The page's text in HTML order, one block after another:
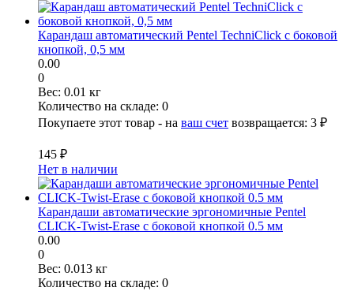
Карандаш автоматический Pentel TechniClick с боковой
кнопкой, 0,5 мм
0.00
0
Вес: 0.01 кг
Количество на складе: 0
Покупаете этот товар - на ваш счет возвращается: 3 ₽
145 ₽
Нет в наличии
Карандаши автоматические эргономичные Pentel
CLICK-Twist-Erase с боковой кнопкой 0.5 мм
0.00
0
Вес: 0.013 кг
Количество на складе: 0